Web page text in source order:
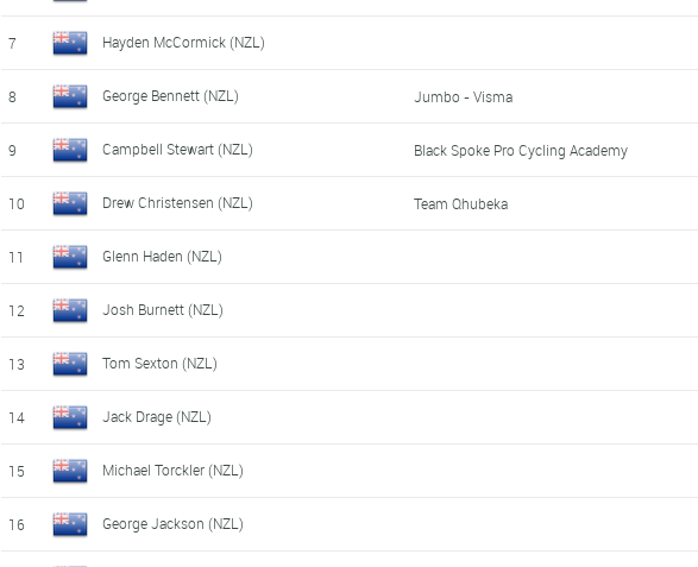
7 Hayden McCormick (NZL)
8 George Bennett (NZL) Jumbo - Visma
9 Campbell Stewart (NZL) Black Spoke Pro Cycling Academy
10 Drew Christensen (NZL) Team Qhubeka
11 Glenn Haden (NZL)
12 Josh Burnett (NZL)
13 Tom Sexton (NZL)
14 Jack Drage (NZL)
15 Michael Torckler (NZL)
16 George Jackson (NZL)